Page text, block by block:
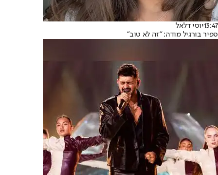
13:47יוסי דלאל
ספיר בורגיל מודה: "זה לא טוב"